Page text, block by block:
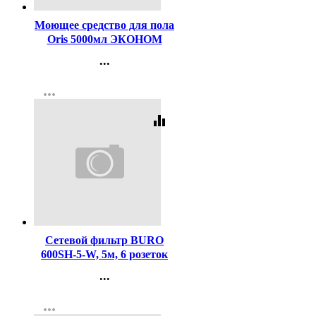
Моющее средство для пола
Oris 5000мл ЭКОНОМ
...
Регистрация
more_horiz
equalizer
Сетевой фильтр BURO
600SH-5-W, 5м, 6 розеток
...
Регистрация
more_horiz